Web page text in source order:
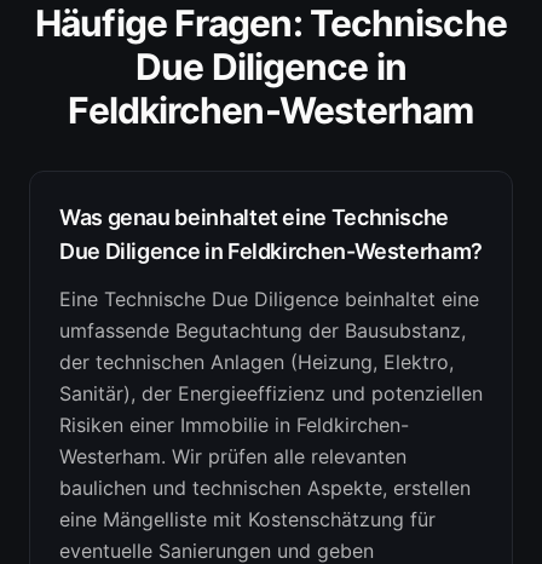
Häufige Fragen: Technische
Due Diligence in
Feldkirchen-Westerham
Was genau beinhaltet eine Technische
Due Diligence in Feldkirchen-Westerham?
Eine Technische Due Diligence beinhaltet eine
umfassende Begutachtung der Bausubstanz,
der technischen Anlagen (Heizung, Elektro,
Sanitär), der Energieeffizienz und potenziellen
Risiken einer Immobilie in Feldkirchen-
Westerham. Wir prüfen alle relevanten
baulichen und technischen Aspekte, erstellen
eine Mängelliste mit Kostenschätzung für
eventuelle Sanierungen und geben